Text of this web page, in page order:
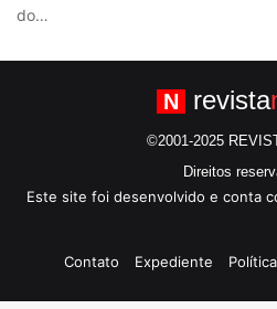
do…
N revista
©2001-2025
Direitos
Este site foi desenvolvido e conta
Contato Expediente